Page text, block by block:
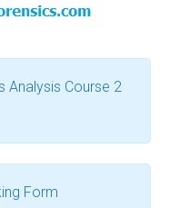
Analysis Course 2
Form